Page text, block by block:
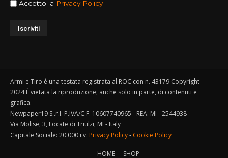
Accetto la Privacy Policy
Armi e Tiro è una testata registrata al ROC con n. 43179 Copyright -
2024 È vietata la riproduzione, anche solo in parte, di contenuti e
grafica.
Newpaper19 S..r.l. P.IVA/C.F. 10607740965 - REA: MI - 2544938
Via Molise, 3, Locate di Triulzi, MI - Italy
Capitale Sociale: 20.000 i.v. Privacy Policy- Cookie Policy
HOME SHOP